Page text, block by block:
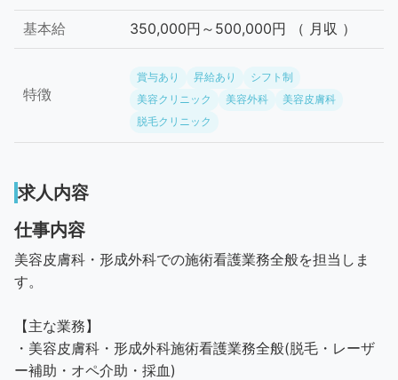
基本給 350,000円～500,000円 （ 月収 ）
特徴
賞与あり 昇給あり
シフト制
美容クリニック
美容外科
美容皮膚科
脱毛クリニック
求人内容
仕事内容
美容皮膚科・形成外科での施術看護業務全般を担当しま
す。
【主な業務】
・美容皮膚科・形成外科施術看護業務全般(脱毛・レーザ
ー補助・オペ介助・採血)